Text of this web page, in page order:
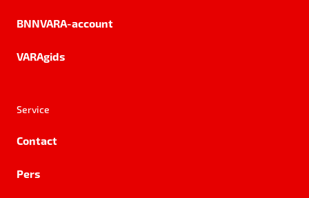
BNNVARA-account
VARAgids
Service
Contact
Pers